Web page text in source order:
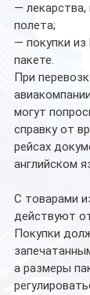
—
полета;
— покупки из
пакете.
При
могут
справку от
рейсах
английском
С товарами
действуют
Покупки
а размеры